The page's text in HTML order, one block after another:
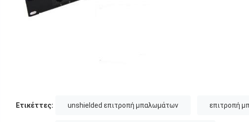
Ετικέττες: unshielded επιτροπή μπαλωμάτων επιτροπή